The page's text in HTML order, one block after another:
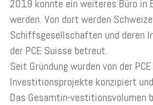
2019 konnte ein weiteres Büro in
werden. Von dort werden
Schiffsgesellschaften und deren
der PCE Suisse betreut.
Seit Gründung wurden von der
Investitionsprojekte konzipiert
Das Gesamtin-vestitionsvolumen